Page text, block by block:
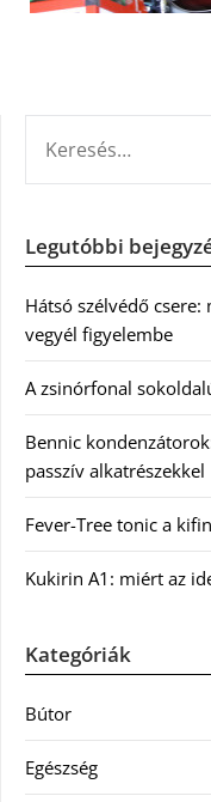
Legutóbbi
Hátsó szélvédő
vegyél figyelembe
A zsinórfonal
Bennic
passzív alkatrészekkel
Fever-Tree tonic a
Kukirin A1: miért az
Kategóriák
Bútor
Egészség